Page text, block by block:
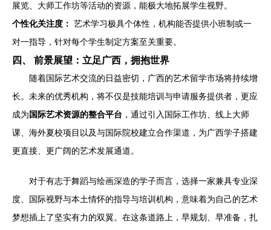
展览、大师工作坊等活动的资源，能极大地拓展学生视野。
个性化关注度： 艺术学习极具个体性，机构能否提供小班制或一
对一指导，针对每个学生制定方案至关重要。
四、 前景展望：立足广西，拥抱世界
随着国际艺术交流的日益密切，广西的艺术留学市场将持续增
长。未来的优秀机构，将不仅是技能培训与申请服务提供者，更应
成为国际艺术资源的整合平台 ，通过引入国际工作坊、线上大师
课、海外夏校项目以及与国际院校建立合作渠道，为广西学子搭建
更直接、更广阔的艺术发展通道。
对于有志于舞蹈与绘画深造的学子而言，选择一家兼具专业深
度、国际视野与本土情怀的指导与培训机构，意味着为自己的艺术
梦想插上了坚实有力的双翼。在这条道路上，早规划、早准备，扎